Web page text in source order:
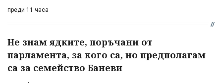
преди 11 часа
Не знам ядките, поръчани от
парламента, за кого са, но предполагам
са за семейство Баневи